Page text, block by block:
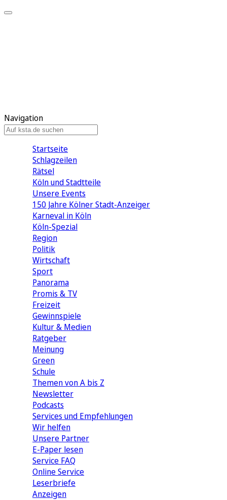
Navigation
Startseite
Schlagzeilen
Rätsel
Köln und Stadtteile
Unsere Events
150 Jahre Kölner Stadt-Anzeiger
Karneval in Köln
Köln-Spezial
Region
Politik
Wirtschaft
Sport
Panorama
Promis & TV
Freizeit
Gewinnspiele
Kultur & Medien
Ratgeber
Meinung
Green
Schule
Themen von A bis Z
Newsletter
Podcasts
Services und Empfehlungen
Wir helfen
Unsere Partner
E-Paper lesen
Service FAQ
Online Service
Leserbriefe
Anzeigen